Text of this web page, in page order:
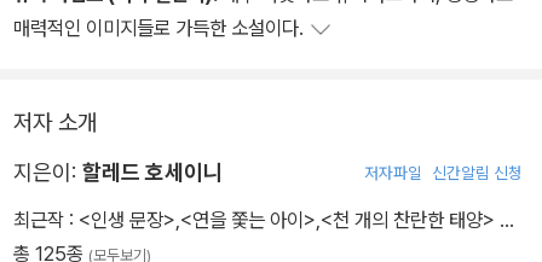
매력적인 이미지들로 가득한 소설이다.
저자 소개
지은이: 할레드 호세이니 저자파일 신간알림 신청
최근작 : <인생 문장> <연을 쫓는 아이> <천 개의 찬란한 태양> …
총 125종 (모두보기)